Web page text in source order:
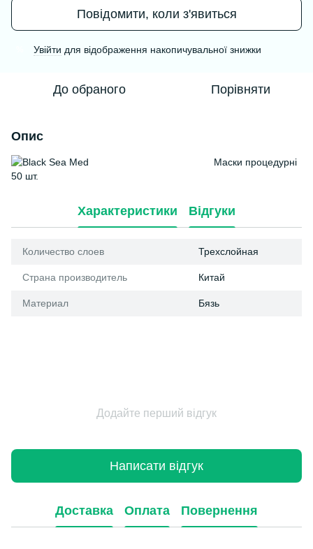
Повідомити, коли з'явиться
Увійти для відображення накопичувальної знижки
До обраного Порівняти
Опис
Маски процедурні
50 шт.
Характеристики Відгуки
Количество слоев Трехслойная
Страна производитель Китай
Материал Бязь
Додайте перший відгук
Написати відгук
Доставка Оплата Повернення